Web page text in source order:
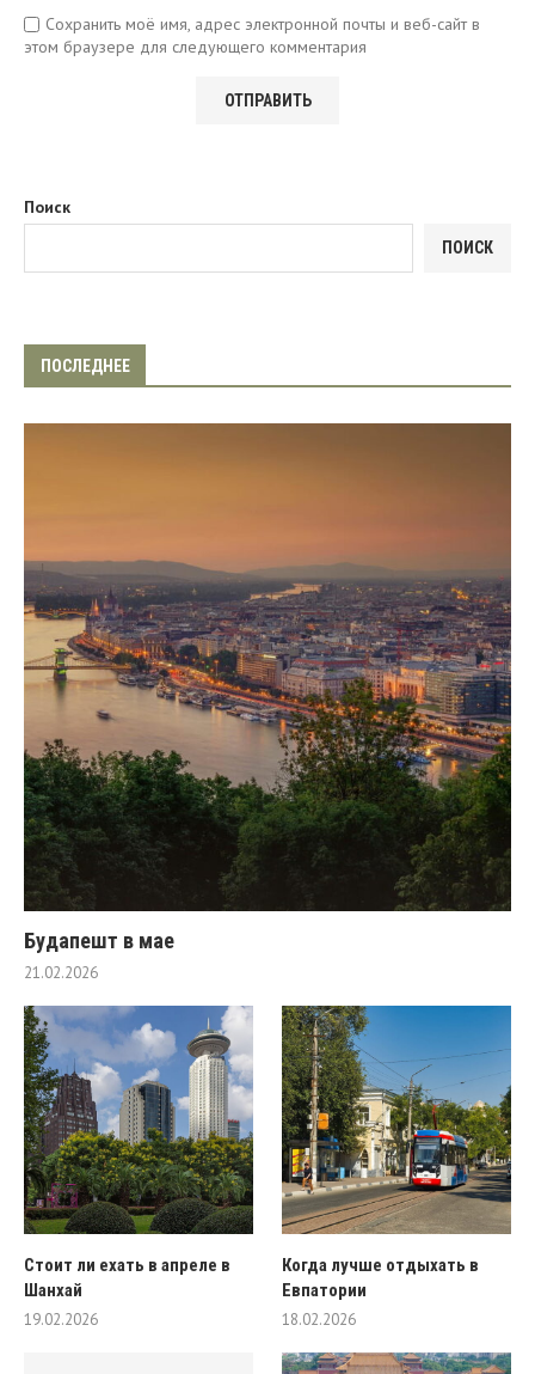
Сохранить моё имя, адрес электронной почты и веб-сайт в
этом браузере для следующего комментария
Поиск
ПОИСК
ПОСЛЕДНЕЕ
Будапешт в мае
21.02.2026
Стоит ли ехать в апреле в
Шанхай
19.02.2026
Когда лучше отдыхать в
Евпатории
18.02.2026